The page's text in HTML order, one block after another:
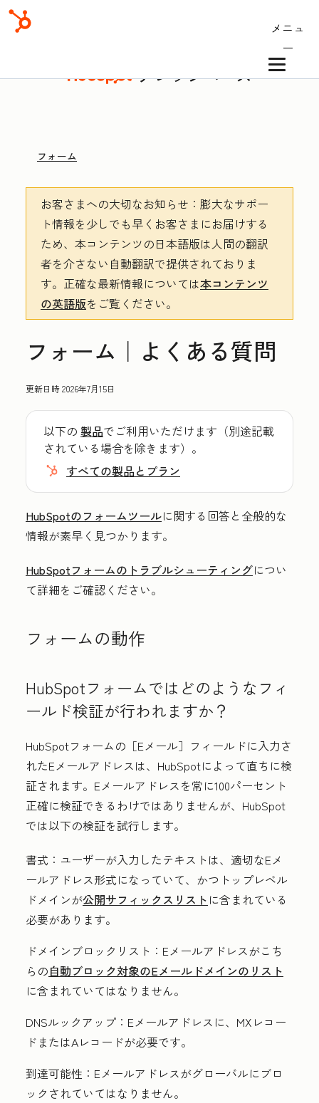
メニュ
ー
ナレッジベース
フォーム
お客さまへの大切なお知らせ ：膨大なサポー
ト情報を少しでも早くお客さまにお届けする
ため、本コンテンツの日本語版は人間の翻訳
者を介さない自動翻訳で提供されておりま
す。 正確な最新情報については本コンテンツ
の英語版をご覧ください。
フォーム｜よくある質問
更新日時2026年7月15日
以下の 製品でご利用いただけます（別途記載
されている場合を除きます）。
すべての製品とプラン
HubSpotのフォームツールに関する回答と全般的な
情報が素早く見つかります。
HubSpotフォームのトラブルシューティングについ
て詳細をご確認ください。
フォームの動作
HubSpotフォームではどのようなフィ
ールド検証が行われますか？
HubSpotフォームの［Eメール］ フィールドに入力さ
れたEメールアドレスは、HubSpotによって直ちに検
証されます。Eメールアドレスを常に100パーセント
正確に検証できるわけではありませんが、HubSpot
では以下の検証を試行します。
書式： ユーザーが入力したテキストは、適切なEメ
ールアドレス形式になっていて、かつトップレベル
ドメインが公開サフィックスリスト に含まれている
必要があります。
ドメインブロックリスト： Eメールアドレスがこち
らの自動ブロック対象のEメールドメインのリスト
に含まれていてはなりません。
DNSルックアップ： Eメールアドレスに、MXレコー
ドまたはAレコードが必要です。
到達可能性： Eメールアドレスがグローバルにブロ
ックされていてはなりません。